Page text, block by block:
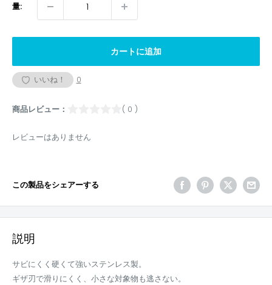
量:
カートに追加
いいね！ 0
商品レビュー： ( 0 )
レビューはありません
この製品をシェアーする
説明
サビにくく硬くて強いステンレス製。
ギザ刃で滑りにくく、小さな対象物も逃さない。